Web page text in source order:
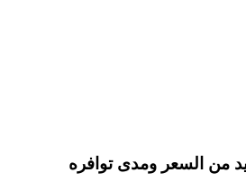
من السعر ومدى توافره